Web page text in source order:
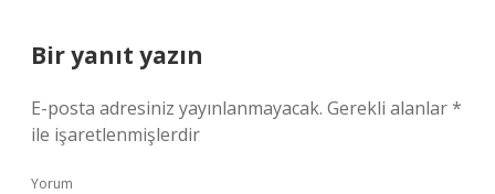
Bir yanıt yazın
E-posta adresiniz yayınlanmayacak. Gerekli alanlar*
ile işaretlenmişlerdir
Yorum